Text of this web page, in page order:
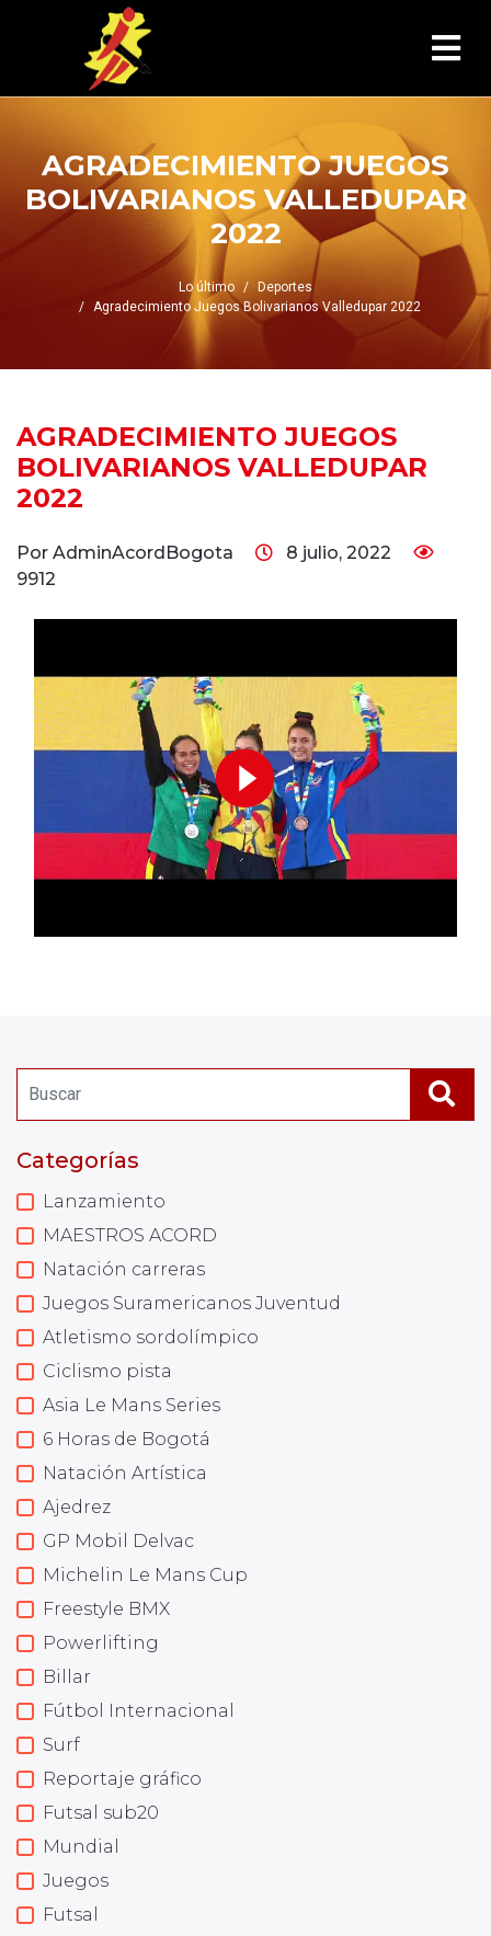
AGRADECIMIENTO JUEGOS
BOLIVARIANOS VALLEDUPAR
2022
Lo último
Deportes
Agradecimiento Juegos Bolivarianos Valledupar 2022
Categorías
Lanzamiento
MAESTROS ACORD
Natación carreras
Juegos Suramericanos Juventud
Atletismo sordolímpico
Ciclismo pista
Asia Le Mans Series
6 Horas de Bogotá
Natación Artística
Ajedrez
GP Mobil Delvac
Michelin Le Mans Cup
Freestyle BMX
Powerlifting
Billar
Fútbol Internacional
Surf
Reportaje gráfico
Futsal sub20
Mundial
Juegos
Futsal
AGRADECIMIENTO JUEGOS
BOLIVARIANOS VALLEDUPAR
2022
Por AdminAcordBogota
8 julio, 2022
9912